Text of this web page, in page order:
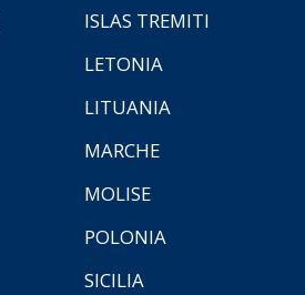
ISLAS TREMITI
LETONIA
LITUANIA
MARCHE
MOLISE
POLONIA
SICILIA